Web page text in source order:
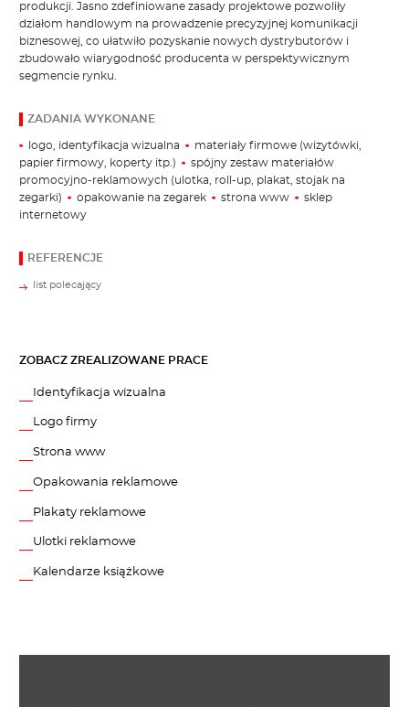
produkcji. Jasno zdefiniowane zasady projektowe pozwoliły
działom handlowym na prowadzenie precyzyjnej komunikacji
biznesowej, co ułatwiło pozyskanie nowych dystrybutorów i
zbudowało wiarygodność producenta w perspektywicznym
segmencie rynku.
ZADANIA WYKONANE
logo, identyfikacja wizualna
materiały firmowe (wizytówki,
papier firmowy, koperty itp.)
spójny zestaw materiałów
promocyjno-reklamowych (ulotka, roll-up, plakat, stojak na
zegarki)
opakowanie na zegarek strona www
sklep
internetowy
REFERENCJE
list polecający
ZOBACZ ZREALIZOWANE PRACE
Identyfikacja wizualna
Logo firmy
Strona www
Opakowania reklamowe
Plakaty reklamowe
Ulotki reklamowe
Kalendarze książkowe